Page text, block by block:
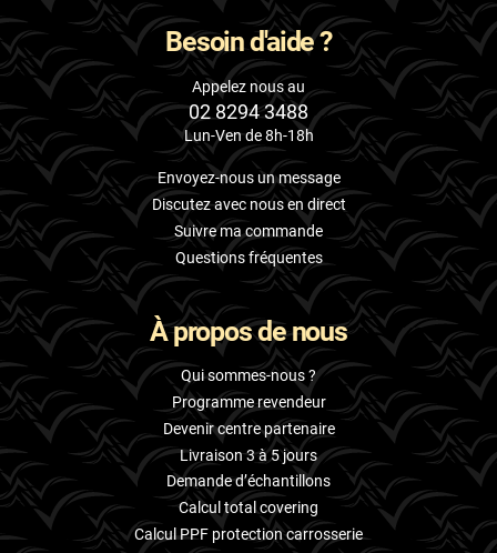
Besoin d'aide ?
Appelez nous au
02 8294 3488
Lun-Ven de 8h-18h
Envoyez-nous un message
Discutez avec nous en direct
Suivre ma commande
Questions fréquentes
À propos de nous
Qui sommes-nous ?
Programme revendeur
Devenir centre partenaire
Livraison 3 à 5 jours
Demande d’échantillons
Calcul total covering
Calcul PPF protection carrosserie